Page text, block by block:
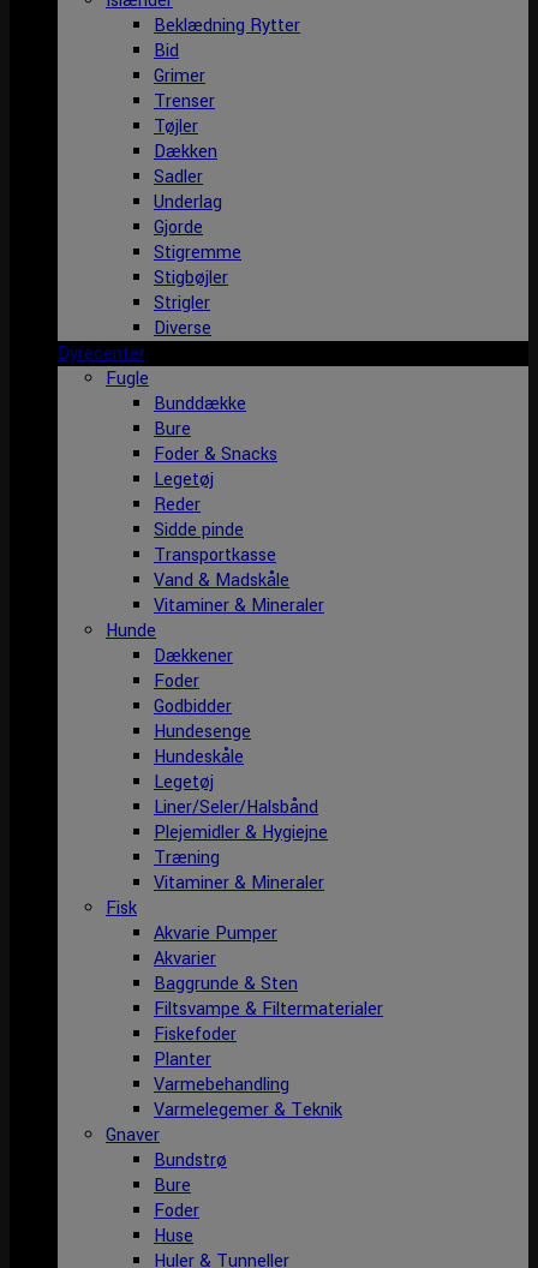
Beklædning Rytter
Bid
Grimer
Trenser
Tøjler
Dækken
Sadler
Underlag
Gjorde
Stigremme
Stigbøjler
Strigler
Diverse
Dyrecenter
Fugle
Bunddække
Bure
Foder & Snacks
Legetøj
Reder
Sidde pinde
Transportkasse
Vand & Madskåle
Vitaminer & Mineraler
Hunde
Dækkener
Foder
Godbidder
Hundesenge
Hundeskåle
Legetøj
Liner/Seler/Halsbånd
Plejemidler & Hygiejne
Træning
Vitaminer & Mineraler
Fisk
Akvarie Pumper
Akvarier
Baggrunde & Sten
Filtsvampe & Filtermaterialer
Fiskefoder
Planter
Varmebehandling
Varmelegemer & Teknik
Gnaver
Bundstrø
Bure
Foder
Huse
Huler & Tunneller